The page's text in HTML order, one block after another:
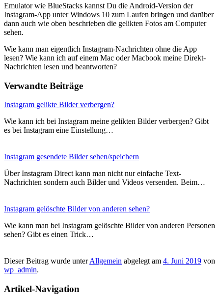
Emulator wie BlueStacks kannst Du die Android-Version der
Instagram-App unter Windows 10 zum Laufen bringen und darüber
dann auch wie oben beschrieben die gelikten Fotos am Computer
sehen.
Wie kann man eigentlich Instagram-Nachrichten ohne die App
lesen? Wie kann ich auf einem Mac oder Macbook meine Direkt-
Nachrichten lesen und beantworten?
Verwandte Beiträge
Instagram gelikte Bilder verbergen?
Wie kann ich bei Instagram meine gelikten Bilder verbergen? Gibt
es bei Instagram eine Einstellung…
Instagram gesendete Bilder sehen/speichern
Über Instagram Direct kann man nicht nur einfache Text-
Nachrichten sondern auch Bilder und Videos versenden. Beim…
Instagram gelöschte Bilder von anderen sehen?
Wie kann man bei Instagram gelöschte Bilder von anderen Personen
sehen? Gibt es einen Trick…
Dieser Beitrag wurde unterAllgemein abgelegt am 4. Juni 2019 von
wp_admin.
Artikel-Navigation